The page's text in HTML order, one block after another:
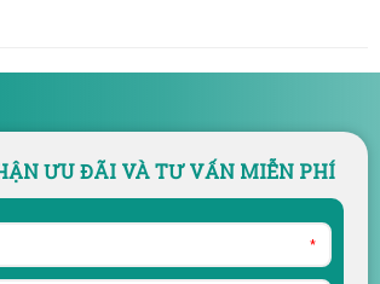
ƯU ĐÃI VÀ TƯ VẤN MIỄN PHÍ
*